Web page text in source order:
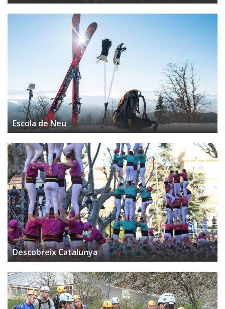
Escola de Neu
Descobreix Catalunya